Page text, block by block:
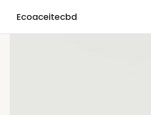
Ecoaceitecbd